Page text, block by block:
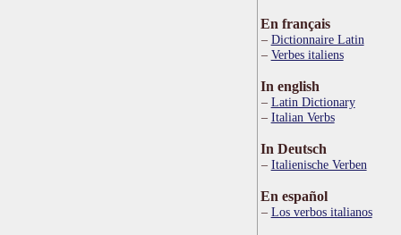
En français
Dictionnaire Latin
Verbes italiens
In english
Latin Dictionary
Italian Verbs
In Deutsch
Italienische Verben
En español
Los verbos italianos